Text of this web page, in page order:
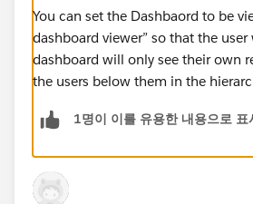
You can set the Dashbaord to be
dashboard viewer” so that the
dashboard will only see their own
the users below them in the
1명이 이를 유용한 내용으로 표